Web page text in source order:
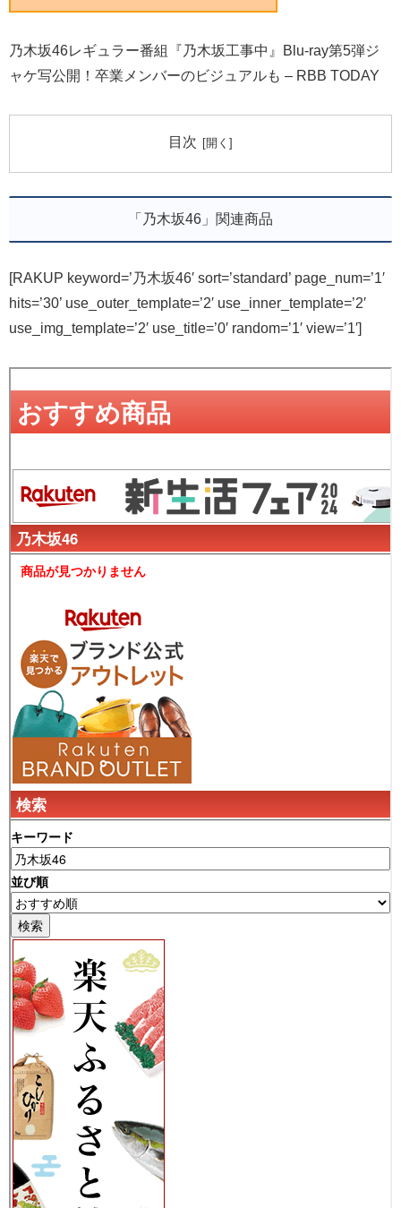
乃木坂46レギュラー番組『乃木坂工事中』Blu-ray第5弾ジ
ャケ写公開！卒業メンバーのビジュアルも – RBB TODAY
目次
「乃木坂46」関連商品
[RAKUP keyword=’乃木坂46′ sort=’standard’ page_num=’1′
hits=’30’ use_outer_template=’2′ use_inner_template=’2′
use_img_template=’2′ use_title=’0′ random=’1′ view=’1′]